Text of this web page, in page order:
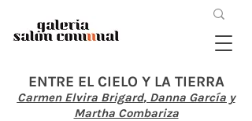
ENTRE EL CIELO Y LA TIERRA
Carmen Elvira Brigard, Danna García y
Martha Combariza